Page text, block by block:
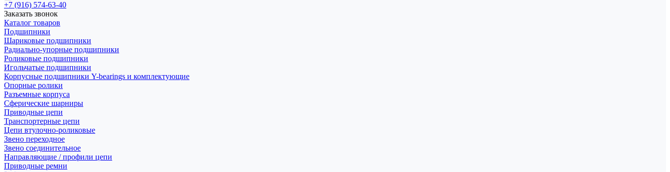
+7 (916) 574-63-40
Заказать звонок
Каталог товаров
Подшипники
Шариковые подшипники
Радиально-упорные подшипники
Роликовые подшипники
Игольчатые подшипники
Корпусные подшипники Y-bearings и комплектующие
Опорные ролики
Разъемные корпуса
Сферические шарниры
Приводные цепи
Транспортерные цепи
Цепи втулочно-роликовые
Звено переходное
Звено соединительное
Направляющие / профили цепи
Приводные ремни